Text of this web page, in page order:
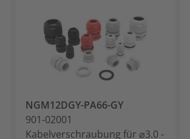
NGM12DGY-PA66-GY
901-02001
Kabelverschraubung für ⌀3.0 -